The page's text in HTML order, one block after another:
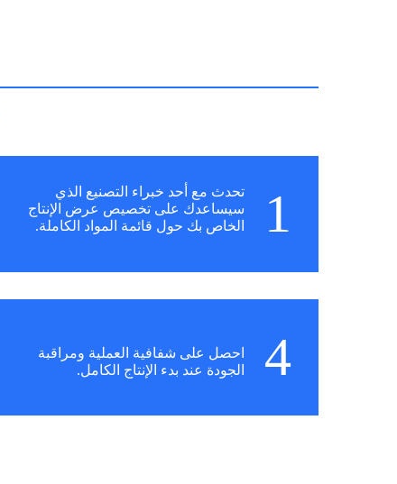
1
تحدث مع أحد خبراء التصنيع الذي
سيساعدك على تخصيص عرض الإنتاج
الخاص بك حول قائمة المواد الكاملة.
4
احصل على شفافية العملية ومراقبة
الجودة عند بدء الإنتاج الكامل.